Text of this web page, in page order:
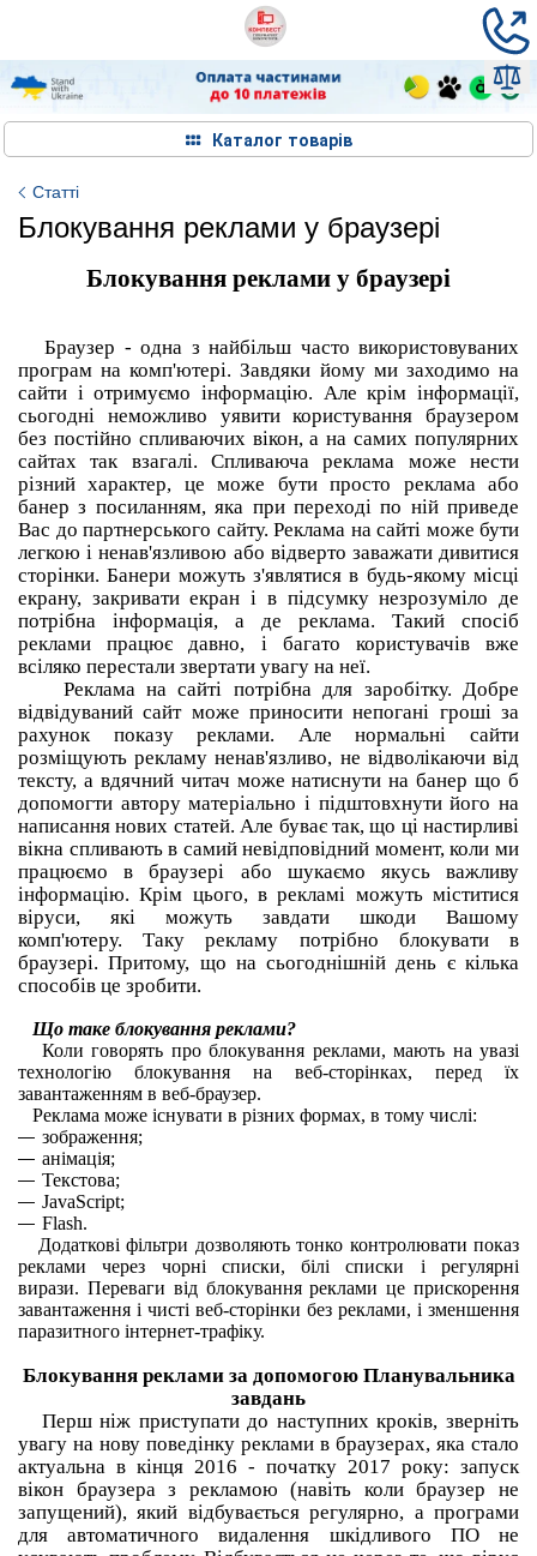
Каталог товарів
Статті
Блокування реклами у браузері
Блокування реклами у браузері
Браузер - одна з найбільш часто використовуваних
програм на комп'ютері.Завдяки йому ми заходимо на
сайти і отримуємо інформацію. Але крім інформації,
сьогодні неможливо уявити користування браузером
без постійно спливаючих вікон, а на самих популярних
сайтах так взагалі. Спливаюча реклама може нести
різний характер, це може бути просто реклама або
банер з посиланням, яка при переході по ній приведе
Вас до партнерського сайту. Реклама на сайті може бути
легкою і ненав'язливою або відверто заважати дивитися
сторінки. Банери можуть з'являтися в будь-якому місці
екрану, закривати екран і в підсумку незрозуміло де
потрібна інформація, а де реклама. Такий спосіб
реклами працює давно, і багато користувачів вже
всіляко перестали звертати увагу на неї.
Реклама на сайті потрібна для заробітку.
Добре
відвідуваний сайт може приносити непогані гроші за
рахунок показу реклами. Але нормальні сайти
розміщують рекламу ненав'язливо, не відволікаючи від
тексту, а вдячний читач може натиснути на банер що б
допомогти автору матеріально і підштовхнути його на
написання нових статей. Але буває так, що ці настирливі
вікна спливають в самий невідповідний момент, коли ми
працюємо в браузері або шукаємо якусь важливу
інформацію.Крім цього, в рекламі можуть міститися
віруси, які можуть завдати шкоди Вашому
комп'ютеру.Таку рекламу потрібно блокувати в
браузері.Притому, що на сьогоднішній день є кілька
способів це зробити.
Що таке блокування реклами?
Коли говорять про блокування реклами, мають на увазі
технологію блокування на веб-сторінках, перед їх
завантаженням в веб-браузер.
Реклама може існувати в різних формах, в тому числі:
зображення;
анімація;
Текстова;
JavaScript;
Flash.
Додаткові фільтри дозволяють тонко контролювати показ
реклами через чорні списки, білі списки і регулярні
вирази. Переваги від блокування реклами це прискорення
завантаження і чисті веб-сторінки без реклами, і зменшення
паразитного інтернет-трафіку.
Блокування реклами за допомогою Планувальника
завдань
Перш ніж приступати до наступних кроків, зверніть
увагу на нову поведінку реклами в браузерах, яка стало
актуальна в кінця 2016 - початку 2017 року: запуск
вікон браузера з рекламою (навіть коли браузер не
запущений), який відбувається регулярно, а програми
для автоматичного видалення шкідливого ПО не